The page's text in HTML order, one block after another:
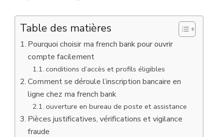
Table des matières
Pourquoi choisir ma french bank pour ouvrir
compte facilement
conditions d’accès et profils éligibles
Comment se déroule l’inscription bancaire en
ligne chez ma french bank
ouverture en bureau de poste et assistance
Pièces justificatives, vérifications et vigilance
fraude